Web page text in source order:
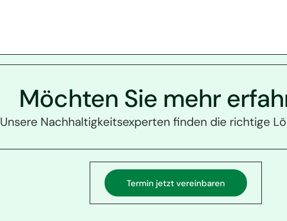
Möchten Sie mehr
Unsere Nachhaltigkeitsexperten finden die richtige
Termin jetzt vereinbaren